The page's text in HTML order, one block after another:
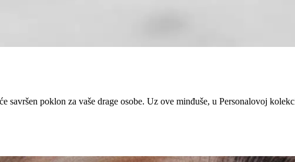
poklon za vaše drage osobe. Uz ove minđuše, u Personalovoj